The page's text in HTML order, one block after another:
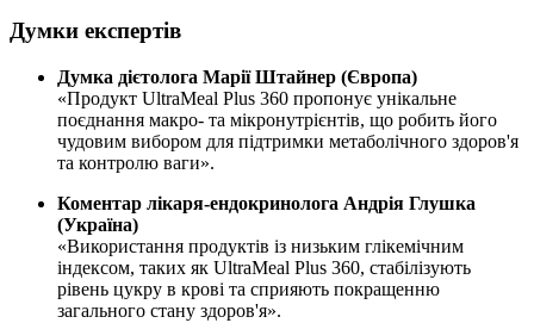
Думки експертів
Думка дієтолога Марії Штайнер (Європа)
«Продукт UltraMeal Plus 360 пропонує унікальне
поєднання макро- та мікронутрієнтів, що робить його
чудовим вибором для підтримки метаболічного здоров'я
та контролю ваги».
Коментар лікаря-ендокринолога Андрія Глушка
(Україна)
«Використання продуктів із низьким глікемічним
індексом, таких як UltraMeal Plus 360, стабілізують
рівень цукру в крові та сприяють покращенню
загального стану здоров'я».